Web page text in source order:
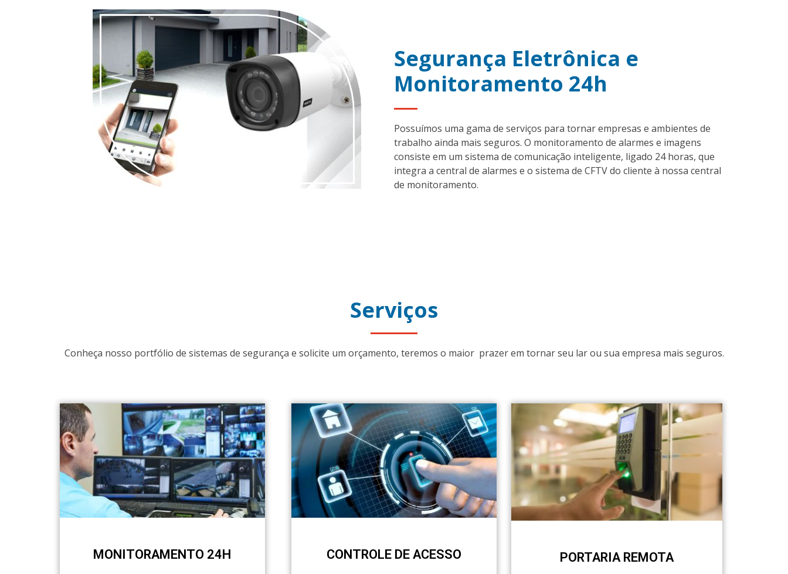
Segurança Eletrônica e
Monitoramento 24h
Possuímos uma gama de serviços para tornar empresas e ambientes de
trabalho ainda mais seguros. O monitoramento de alarmes e imagens
consiste em um sistema de comunicação inteligente, ligado 24 horas, que
integra a central de alarmes e o sistema de CFTV do cliente à nossa central
de monitoramento.
Serviços
Conheça nosso portfólio de sistemas de segurança e solicite um orçamento, teremos o maior prazer em tornar seu lar ou sua empresa mais seguros.
MONITORAMENTO 24H CONTROLE DE ACESSO PORTARIA REMOTA